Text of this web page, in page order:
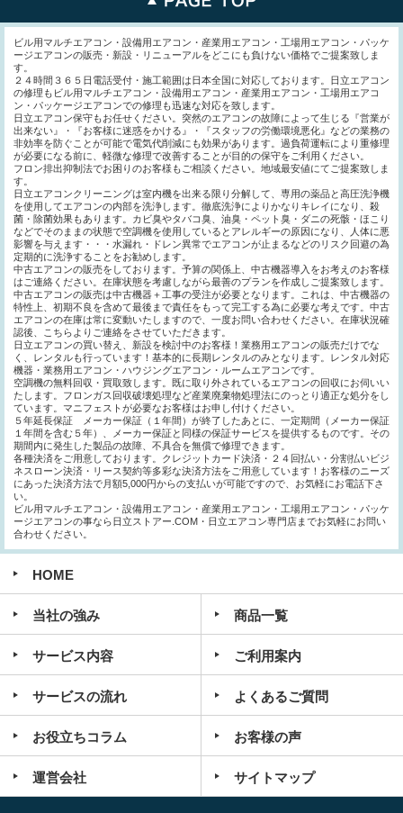
ビル用マルチエアコン・設備用エアコン・産業用エアコン・工場用エアコン・パッケ
ージエアコンの販売・新設・リニューアルをどこにも負けない価格でご提案致しま
す。
２４時間３６５日電話受付・施工範囲は日本全国に対応しております。日立エアコン
の修理もビル用マルチエアコン・設備用エアコン・産業用エアコン・工場用エアコ
ン・パッケージエアコンでの修理も迅速な対応を致します。
日立エアコン保守もお任せください。突然のエアコンの故障によって生じる『営業が
出来ない』・『お客様に迷惑をかける』・『スタッフの労働環境悪化』などの業務の
非効率を防ぐことが可能で電気代削減にも効果があります。過負荷運転により重修理
が必要になる前に、軽微な修理で改善することが目的の保守をご利用ください。
フロン排出抑制法でお困りのお客様もご相談ください。地域最安値にてご提案致しま
す。
日立エアコンクリーニングは室内機を出来る限り分解して、専用の薬品と高圧洗浄機
を使用してエアコンの内部を洗浄します。徹底洗浄によりかなりキレイになり、殺
菌・除菌効果もあります。カビ臭やタバコ臭、油臭・ペット臭・ダニの死骸・ほこり
などでそのままの状態で空調機を使用しているとアレルギーの原因になり、人体に悪
影響を与えます・・・水漏れ・ドレン異常でエアコンが止まるなどのリスク回避の為
定期的に洗浄することをお勧めします。
中古エアコンの販売をしております。予算の関係上、中古機器導入をお考えのお客様
はご連絡ください。在庫状態を考慮しながら最善のプランを作成しご提案致します。
中古エアコンの販売は中古機器＋工事の受注が必要となります。これは、中古機器の
特性上、初期不良を含めて最後まで責任をもって完工する為に必要な考えです。中古
エアコンの在庫は常に変動いたしますので、一度お問い合わせください。在庫状況確
認後、こちらよりご連絡をさせていただきます。
日立エアコンの買い替え、新設を検討中のお客様！業務用エアコンの販売だけでな
く、レンタルも行っています！基本的に長期レンタルのみとなります。レンタル対応
機器・業務用エアコン・ハウジングエアコン・ルームエアコンです。
空調機の無料回収・買取致します。既に取り外されているエアコンの回収にお伺いい
たします。フロンガス回収破壊処理など産業廃棄物処理法にのっとり適正な処分をし
ています。マニフェストが必要なお客様はお申し付けください。
５年延長保証 メーカー保証（１年間）が終了したあとに、一定期間（メーカー保証
１年間を含む５年）、メーカー保証と同様の保証サービスを提供するものです。その
期間内に発生した製品の故障、不具合を無償で修理できます。
各種決済をご用意しております。クレジットカード決済・２４回払い・分割払いビジ
ネスローン決済・リース契約等多彩な決済方法をご用意しています！お客様のニーズ
にあった決済方法で月額5,000円からの支払いが可能ですので、お気軽にお電話下さ
い。
ビル用マルチエアコン・設備用エアコン・産業用エアコン・工場用エアコン・パッケ
ージエアコンの事なら日立ストアー.COM・日立エアコン専門店までお気軽にお問い
合わせください。
HOME
当社の強み 商品一覧
サービス内容 ご利用案内
サービスの流れ よくあるご質問
お役立ちコラム お客様の声
運営会社 サイトマップ